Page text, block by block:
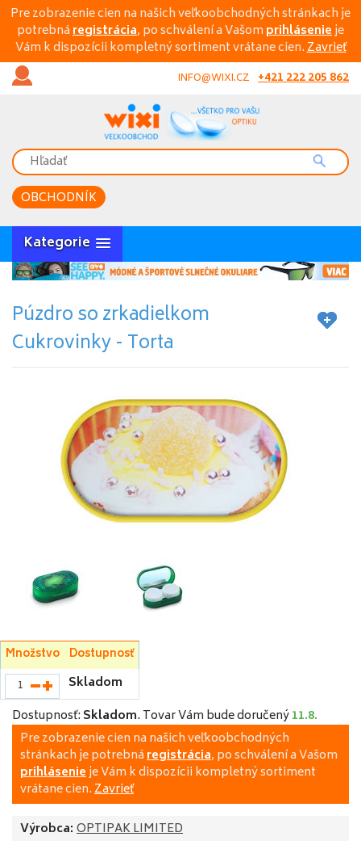
Pre zobrazenie cien na našich veľkoobchodných stránkach je
potrebnáregistrácia, po schválení a Vašom prihlásenieje
Vám k dispozícii kompletný sortiment vrátane cien.Zavrieť
INFO@WIXI.CZ +421 222 205 862
OBCHODNÍK
Kategorie
Púzdro so zrkadielkom
Cukrovinky - Torta
Množstvo Dostupnosť
Skladom
Dostupnosť: Skladom. Tovar Vám bude doručený11.8.
Pre zobrazenie cien na našich veľkoobchodných
stránkach je potrebnáregistrácia, po schválení a Vašom
prihlásenieje Vám k dispozícii kompletný sortiment
vrátane cien.Zavrieť
Výrobca: OPTIPAK LIMITED